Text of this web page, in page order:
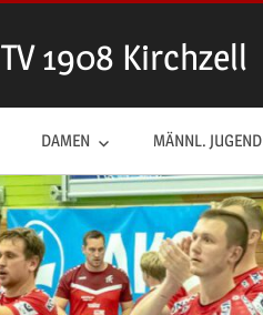
TV 1908 Kirchzell
DAMEN MÄNNL. JUGEND